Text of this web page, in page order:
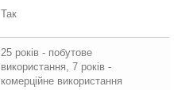
Так
25 років - побутове
використання, 7 років -
комерційне використання